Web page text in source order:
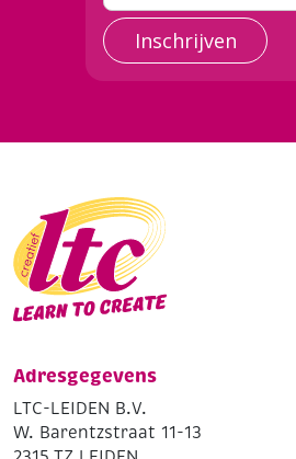
Inschrijven
Adresgegevens
LTC-LEIDEN B.V.
W. Barentzstraat 11-13